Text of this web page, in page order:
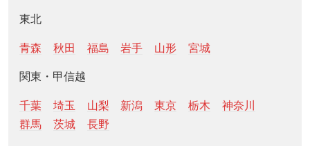
東北
青森 秋田 福島 岩手 山形 宮城
関東・甲信越
千葉 埼玉 山梨 新潟 東京 栃木
神奈川
群馬
茨城 長野